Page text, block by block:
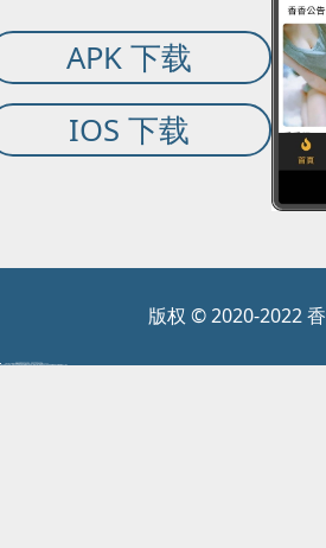
APK 下载
IOS 下载
版权 © 2020-2022